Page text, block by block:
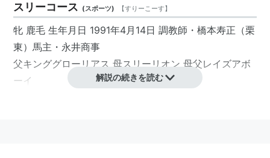
スリーコース (スポーツ) 【すりーこーす】
牝 鹿毛 生年月日 1991年4月14日 調教師・橋本寿正（栗
東）馬主・永井商事
父キンググローリアス 母スリーリオン 母父レイズアボ
ーイ
解説の続きを読む